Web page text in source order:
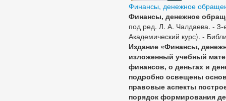
Финансы, денежное
Финансы, денежное
под ред. Л. А. Чалдаева. -
Академический курс). -
Издание «Финансы,
изложенный учебный
финансов, о деньгах и
подробно освещены
правовые аспекты
порядок формирования